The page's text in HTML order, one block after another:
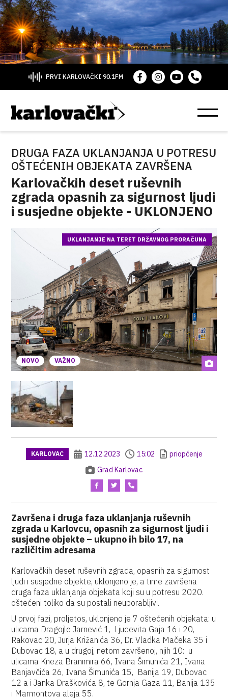
PRVI KARLOVAČKI 90.1FM
DRUGA FAZA UKLANJANJA U POTRESU
OŠTEĆENIH OBJEKATA ZAVRŠENA
Karlovačkih deset ruševnih
zgrada opasnih za sigurnost ljudi
i susjedne objekte - UKLONJENO
NOVO VAŽNO
UKLANJANJE NA TERET DRŽAVNOG PRORAČUNA
KARLOVAC 12.12.2023 15:02
priopćenje
Grad Karlovac
Završena i druga faza uklanjanja ruševnih
zgrada u Karlovcu, opasnih za sigurnost ljudi i
susjedne objekte – ukupno ih bilo 17, na
različitim adresama
Karlovačkih deset ruševnih zgrada, opasnih za sigurnost
ljudi i susjedne objekte, uklonjeno je, a time završena
druga faza uklanjanja objekata koji su u potresu 2020.
oštećeni toliko da su postali neuporabljivi.
U prvoj fazi, proljetos, uklonjeno je 7 oštećenih objekata: u
ulicama Dragojle Jarnević 1, Ljudevita Gaja 16 i 20,
Rakovac 20, Jurja Križanića 36, Dr. Vladka Mačeka 35 i
Dubovac 18, a u drugoj, netom završenoj, njih 10: u
ulicama Kneza Branimira 66, Ivana Šimunića 21, Ivana
Banjavčića 26, Ivana Šimunića 15, Banija 19, Dubovac
12 a i Janka Draškovića 8, te Gornja Gaza 11, Banija 135
i Marmontova aleja 55.